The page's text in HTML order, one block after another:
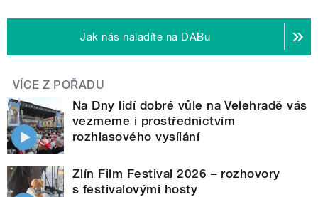
Jak nás naladíte na DABu
VÍCE Z POŘADU
Na Dny lidí dobré vůle na Velehradě vás
vezmeme i prostřednictvím
rozhlasového vysílání
Zlín Film Festival 2026 – rozhovory
s festivalovými hosty